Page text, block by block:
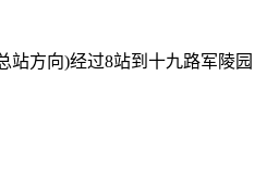
站方向)经过8站到十九路军陵园